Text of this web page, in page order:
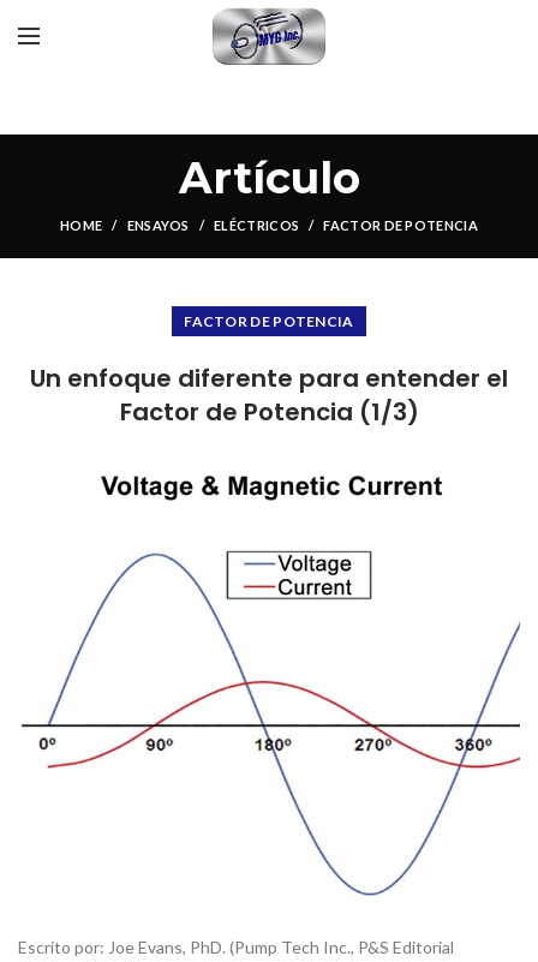
Artículo
HOME ENSAYOS ELÉCTRICOS FACTOR DE POTENCIA
FACTOR DE POTENCIA
Un enfoque diferente para entender el
Factor de Potencia (1/3)
Escrito por: Joe Evans, PhD. (Pump Tech Inc., P&S Editorial